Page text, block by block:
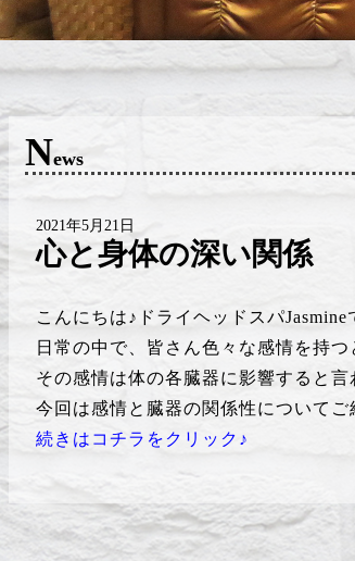
News
2021年5月21日
心と身体の深い関係
こんにちは♪ドライヘッドスパJasmine
日常の中で、皆さん色々な感情を持つ
その感情は体の各臓器に影響すると
今回は感情と臓器の関係性についてご
続きはコチラをクリック♪